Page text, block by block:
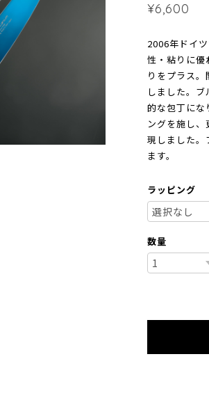
¥6,600
2006年ドイ
性・粘りに優
りをプラス
しました。
的な包丁にな
ングを施し
現しました。
ます。
ラッピング
数量